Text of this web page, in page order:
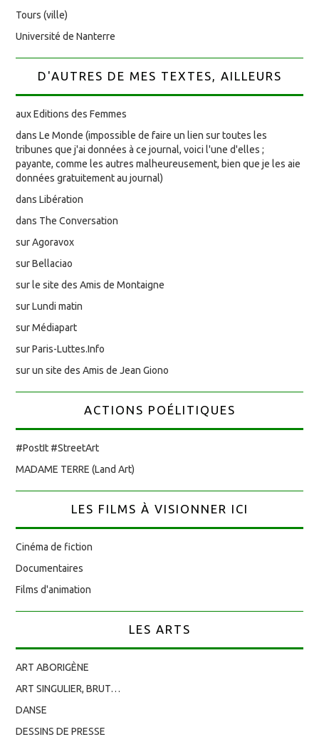
Tours (ville)
Université de Nanterre
D'AUTRES DE MES TEXTES, AILLEURS
aux Editions des Femmes
dans Le Monde (impossible de faire un lien sur toutes les
tribunes que j'ai données à ce journal, voici l'une d'elles ;
payante, comme les autres malheureusement, bien que je les aie
données gratuitement au journal)
dans Libération
dans The Conversation
sur Agoravox
sur Bellaciao
sur le site des Amis de Montaigne
sur Lundi matin
sur Médiapart
sur Paris-Luttes.Info
sur un site des Amis de Jean Giono
ACTIONS POÉLITIQUES
#PostIt #StreetArt
MADAME TERRE (Land Art)
LES FILMS À VISIONNER ICI
Cinéma de fiction
Documentaires
Films d'animation
LES ARTS
ART ABORIGÈNE
ART SINGULIER, BRUT…
DANSE
DESSINS DE PRESSE